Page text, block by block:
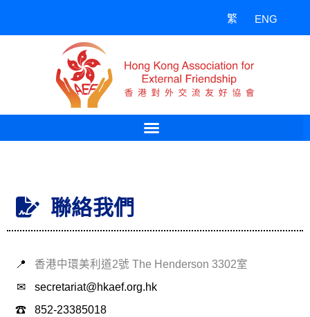
content
繁 ENG
聯絡我們
📍
香港中環美利道2號 The Henderson 3302室
✉
secretariat@hkaef.org.hk
☎
852-23385018